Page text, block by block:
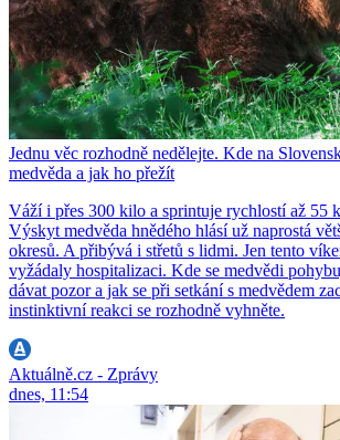
Jednu věc rozhodně nedělejte. Kde na
medvěda a jak ho přežít
Váží i přes 300 kilo a sprintuje rychlostí až 55
Výskyt medvěda hnědého hlásí už naprostá
okresů. A přibývá i střetů s lidmi. Jen tento
vyžádaly hospitalizaci. Kde se medvědi
dávat pozor a jak se při setkání s medvědem
instinktivní reakci se rozhodně vyhněte.
Aktuálně.cz - Zprávy
dnes, 11:54